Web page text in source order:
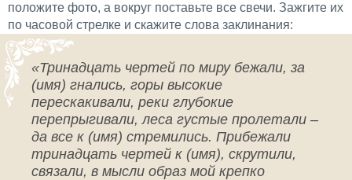
положите фото, а вокруг поставьте все свечи. Зажгите их
по часовой стрелке и скажите слова заклинания:
«Тринадцать чертей по миру бежали, за
(имя) гнались, горы высокие
перескакивали, реки глубокие
перепрыгивали, леса густые пролетали –
да все к (имя) стремились. Прибежали
тринадцать чертей к (имя), скрутили,
связали, в мысли образ мой крепко